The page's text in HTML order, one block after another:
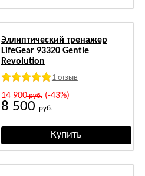
Эллиптический тренажер
LifeGear 93320 Gentle
Revolution
1 отзыв
14 900руб.(-43%)
8 500 руб.